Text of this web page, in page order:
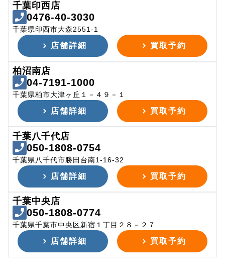
千葉印西店
0476-40-3030
千葉県印西市大森2551-1
店舗詳細 買取予約
柏沼南店
04-7191-1000
千葉県柏市大津ヶ丘１－４９－１
店舗詳細 買取予約
千葉八千代店
050-1808-0754
千葉県八千代市勝田台南1-16-32
店舗詳細 買取予約
千葉中央店
050-1808-0774
千葉県千葉市中央区新宿１丁目２８－２７
店舗詳細 買取予約